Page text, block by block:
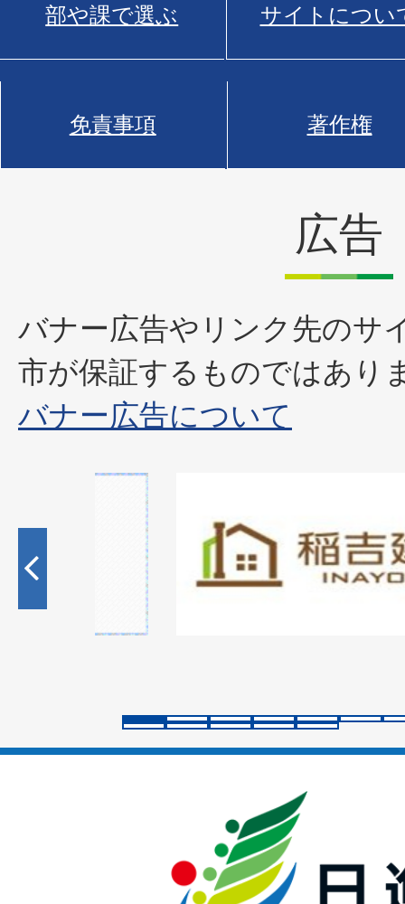
部や課で選ぶ サイトについ
免責事項 著作権
広告
バナー広告やリンク先のサ
市が保証するものではあり
バナー広告について
枚
目
の
ラ
イ